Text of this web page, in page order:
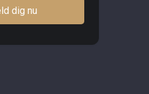
dig nu